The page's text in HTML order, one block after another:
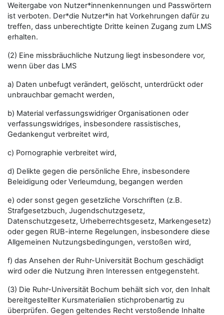
Weitergabe von Nutzer*innenkennungen und Passwörtern
ist verboten. Der*die Nutzer*in hat Vorkehrungen dafür zu
treffen, dass unberechtigte Dritte keinen Zugang zum LMS
erhalten.
(2) Eine missbräuchliche Nutzung liegt insbesondere vor,
wenn über das LMS
a) Daten unbefugt verändert, gelöscht, unterdrückt oder
unbrauchbar gemacht werden,
b) Material verfassungswidriger Organisationen oder
verfassungswidriges, insbesondere rassistisches,
Gedankengut verbreitet wird,
c) Pornographie verbreitet wird,
d) Delikte gegen die persönliche Ehre, insbesondere
Beleidigung oder Verleumdung, begangen werden
e) oder sonst gegen gesetzliche Vorschriften (z.B.
Strafgesetzbuch, Jugendschutzgesetz,
Datenschutzgesetz, Urheberrechtsgesetz, Markengesetz)
oder gegen RUB-interne Regelungen, insbesondere diese
Allgemeinen Nutzungsbedingungen, verstoßen wird,
f) das Ansehen der Ruhr-Universität Bochum geschädigt
wird oder die Nutzung ihren Interessen entgegensteht.
(3) Die Ruhr-Universität Bochum behält sich vor, den Inhalt
bereitgestellter Kursmaterialien stichprobenartig zu
überprüfen. Gegen geltendes Recht verstoßende Inhalte